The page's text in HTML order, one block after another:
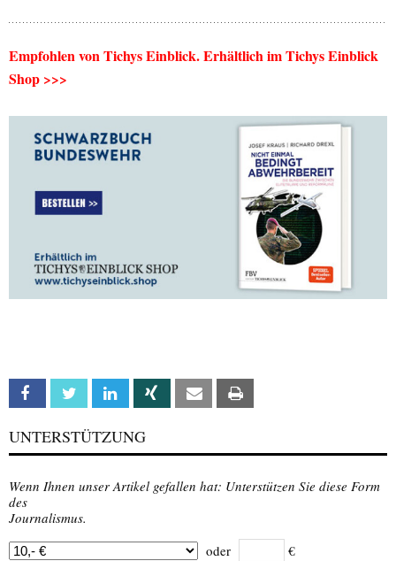
Empfohlen von Tichys Einblick. Erhältlich im Tichys Einblick
Shop >>>
Facebook Twitter Linkedin Xing Email
UNTERSTÜTZUNG
Wenn Ihnen unser Artikel gefallen hat: Unterstützen Sie diese Form
des
Journalismus.
oder
€